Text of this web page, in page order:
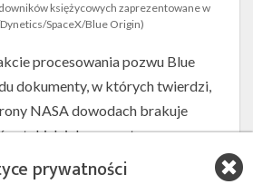
księżycowych zaprezentowane w
SpaceX/Blue Origin)
procesowania pozwu Blue
dokumenty, w których twierdzi,
NASA dowodach brakuje
takich jak wewnętrzne
z niezgodnością oferty
dotyczącymi FRR, a także
prywatności